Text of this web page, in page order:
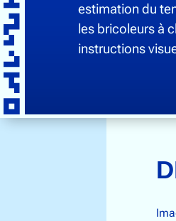
estimation du
les bricoleurs à
instructions